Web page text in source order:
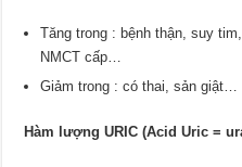
Tăng trong : bệnh thận, suy
NMCT cấp…
Giảm trong : có thai, sản giật…
Hàm lượng URIC (Acid Uric =